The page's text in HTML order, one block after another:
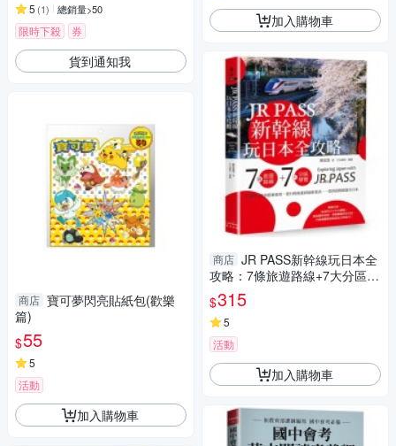
5 (1) 總銷量>50
限時下殺 券
貨到通知我
商店 寶可夢閃亮貼紙包(歡樂
篇)
$55
5
活動
加入購物車
加入購物車
商店 JR PASS新幹線玩日本全
攻略：7條旅遊路線+7大分區導
覽，從購買兌換到搭乘使
$315
5
活動
加入購物車